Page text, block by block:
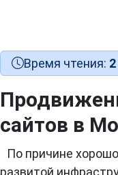
Время чтения:
сайтов в
По причине хорошо
развитой